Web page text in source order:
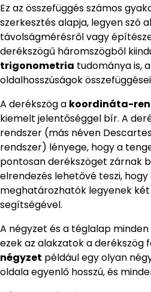
Ez az összefüggés számos
szerkesztés alapja, legyen szó
távolságmérésről vagy
derékszögű háromszögből
trigonometria tudománya is,
oldalhosszúságok
A derékszög a koordináta-
kiemelt jelentőséggel bír. A
rendszer (más néven
rendszer) lényege, hogy a
pontosan derékszöget zárnak
elrendezés lehetővé teszi,
meghatározhatók legyenek
segítségével.
A négyzet és a téglalap
ezek az alakzatok a derékszög
négyzet például egy olyan
oldala egyenlő hosszú, és